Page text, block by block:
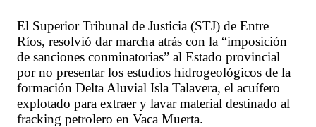
El Superior Tribunal de Justicia (STJ) de Entre
Ríos, resolvió dar marcha atrás con la “imposición
de sanciones conminatorias” al Estado provincial
por no presentar los estudios hidrogeológicos de la
formación Delta Aluvial Isla Talavera, el acuífero
explotado para extraer y lavar material destinado al
fracking petrolero en Vaca Muerta.